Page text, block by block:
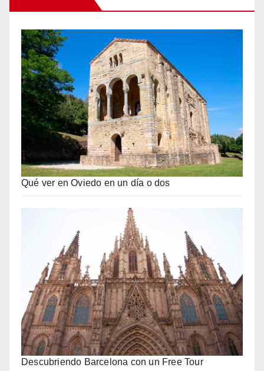
Qué ver en Oviedo en un día o dos
Descubriendo Barcelona con un Free Tour